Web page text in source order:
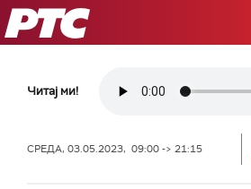
РТС
Читај ми!
СРЕДА, 03.05.2023, 09:00 -> 21:15